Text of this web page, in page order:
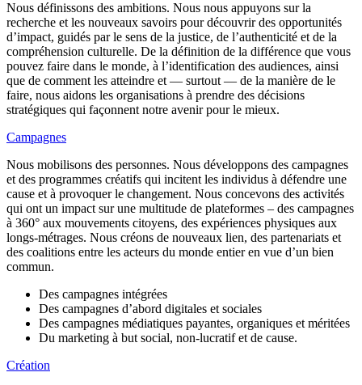
Nous définissons des ambitions. Nous nous appuyons sur la
recherche et les nouveaux savoirs pour découvrir des opportunités
d’impact, guidés par le sens de la justice, de l’authenticité et de la
compréhension culturelle. De la définition de la différence que vous
pouvez faire dans le monde, à l’identification des audiences, ainsi
que de comment les atteindre et — surtout — de la manière de le
faire, nous aidons les organisations à prendre des décisions
stratégiques qui façonnent notre avenir pour le mieux.
Campagnes
Nous mobilisons des personnes. Nous développons des campagnes
et des programmes créatifs qui incitent les individus à défendre une
cause et à provoquer le changement. Nous concevons des activités
qui ont un impact sur une multitude de plateformes – des campagnes
à 360° aux mouvements citoyens, des expériences physiques aux
longs-métrages. Nous créons de nouveaux lien, des partenariats et
des coalitions entre les acteurs du monde entier en vue d’un bien
commun.
Des campagnes intégrées
Des campagnes d’abord digitales et sociales
Des campagnes médiatiques payantes, organiques et méritées
Du marketing à but social, non-lucratif et de cause.
Création